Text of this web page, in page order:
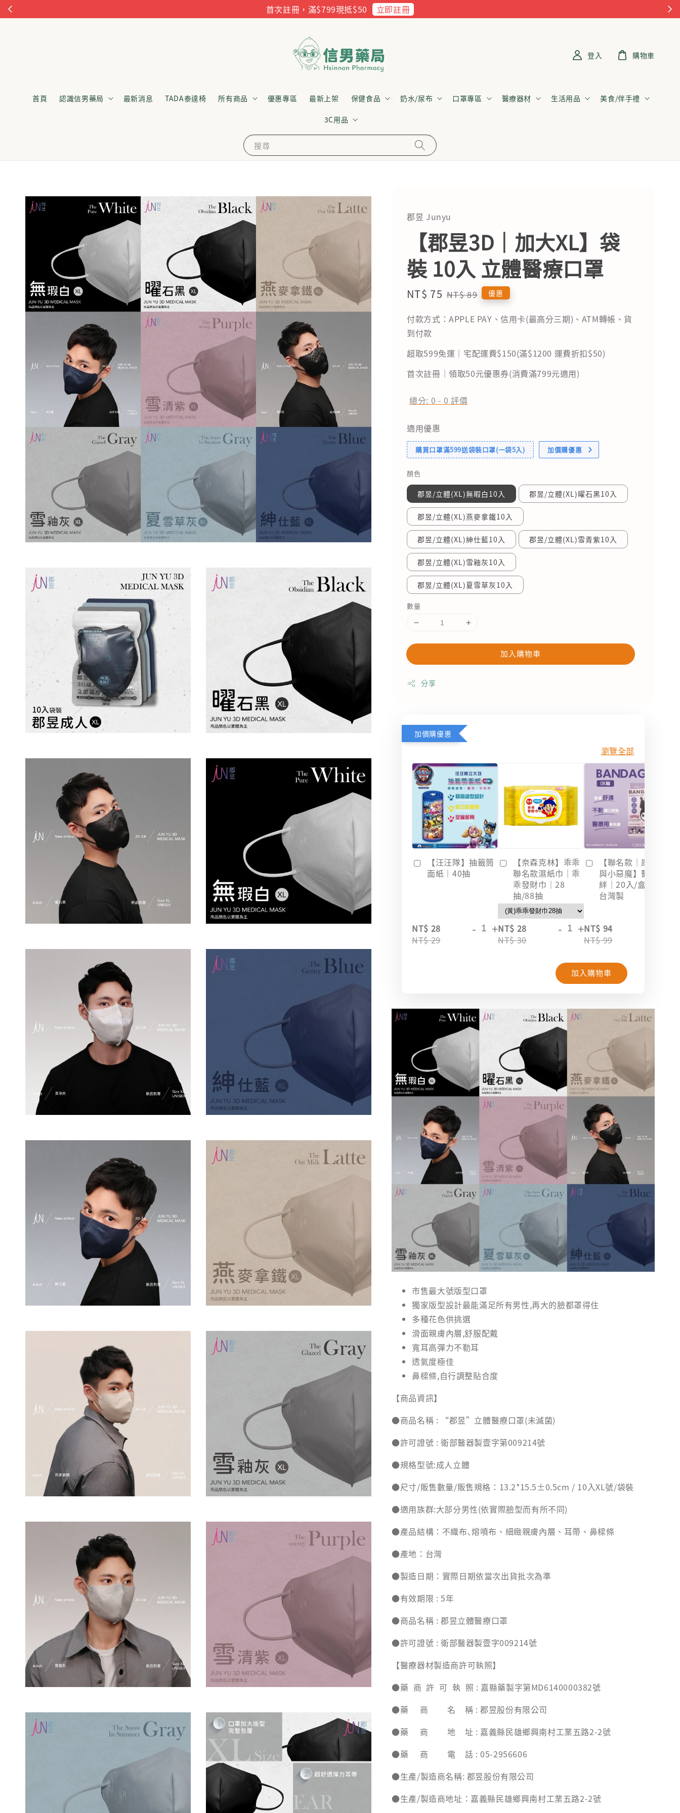
首次註冊，滿$799現抵$50 立即註冊
搜尋
首頁 認識信男藥局 最新消息 TADA泰達椅 所有商品 優惠專區 最新上架 保健食品 奶水/尿布 口罩專區 醫療器材 生活用品 美食/伴手禮
3C用品
登入 購物車
郡昱 Junyu
【郡昱3D｜加大XL】袋
裝 10入 立體醫療口罩
Sale
NT$ 75 Regular
NT$ 89 優惠
付款方式：APPLE PAY、信用卡(最高分三期)、ATM轉帳、貨
到付款
超取599免運｜宅配運費$150(滿$1200 運費折扣$50)
首次註冊｜領取50元優惠券(消費滿799元適用)
總分: 0 - 0 評價
適用優惠
購買口罩滿599送袋裝口罩(一袋5入) 加價購優惠
顏色
郡昱/立體(XL)無暇白10入 郡昱/立體(XL)曜石黑10入
郡昱/立體(XL)燕麥拿鐵10入
郡昱/立體(XL)紳仕藍10入 郡昱/立體(XL)雪青紫10入
郡昱/立體(XL)雪釉灰10入
郡昱/立體(XL)夏雪草灰10入
數量
加入購物車
分享
加價購優惠
瀏覽全部
【汪汪隊】抽籤筒
面紙｜40抽
NT$ 28
NT$ 29
- +
【奈森克林】乖乖
聯名款濕紙巾｜乖
乖發財巾｜28
抽/88抽
NT$ 28
NT$ 30
- +
【聯名款｜庫洛米
與小惡魔】醫療OK
絆｜20入/盒裝｜
台灣製
NT$ 94
NT$ 99
加入購物車
市售最大號版型口罩
獨家版型設計最能滿足所有男性,再大的臉都罩得住
多種花色供挑選
滑面親膚內層,舒服配戴
寬耳高彈力不勒耳
透氣度極佳
鼻樑條,自行調整貼合度
【商品資訊】
●商品名稱 : “郡昱”立體醫療口罩(未滅菌)
●許可證號 : 衛部醫器製壹字第009214號
●規格型號:成人立體
●尺寸/販售數量/販售規格：13.2*15.5±0.5cm / 10入XL號/袋裝
●適用族群:大部分男性(依實際臉型而有所不同)
●產品結構：不織布､熔噴布、細緻親膚內層、耳帶、鼻樑條
●產地：台灣
●製造日期：實際日期依當次出貨批次為準
●有效期限 : 5年
●商品名稱 : 郡昱立體醫療口罩
●許可證號 : 衛部醫器製壹字009214號
【醫療器材製造商許可執照】
●藥 商 許 可 執 照 : 嘉縣藥製字第MD6140000382號
●藥 商 名 稱 : 郡昱股份有限公司
●藥 商 地 址 : 嘉義縣民雄鄉興南村工業五路2-2號
●藥 商 電 話 : 05-2956606
●生產/製造商名稱: 郡昱股份有限公司
●生產/製造商地址：嘉義縣民雄鄉興南村工業五路2-2號